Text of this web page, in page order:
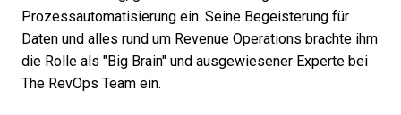
Prozessautomatisierung ein. Seine Begeisterung für
Daten und alles rund um Revenue Operations brachte ihm
die Rolle als "Big Brain" und ausgewiesener Experte bei
The RevOps Team ein.